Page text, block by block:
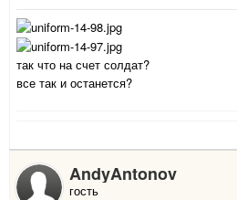
так что на счет солдат?
все так и останется?
AndyAntonov
гость